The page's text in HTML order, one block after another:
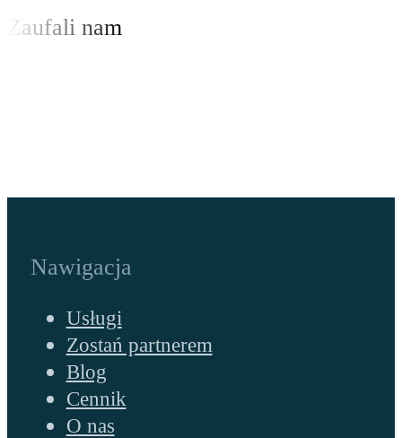
Zaufali nam
Nawigacja
Usługi
Zostań partnerem
Blog
Cennik
O nas